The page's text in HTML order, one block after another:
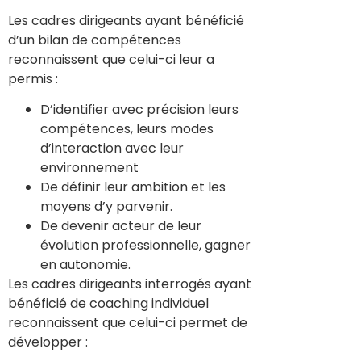
Les cadres dirigeants ayant bénéficié
d’un bilan de compétences
reconnaissent que celui-ci leur a
permis :
D’identifier avec précision leurs
compétences, leurs modes
d’interaction avec leur
environnement
De définir leur ambition et les
moyens d’y parvenir.
De devenir acteur de leur
évolution professionnelle, gagner
en autonomie.
Les cadres dirigeants interrogés ayant
bénéficié de coaching individuel
reconnaissent que celui-ci permet de
développer :